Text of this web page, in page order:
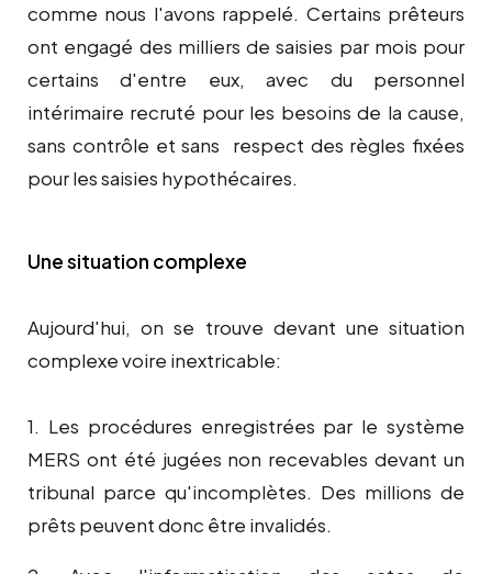
comme nous l'avons rappelé. Certains prêteurs
ont engagé des milliers de saisies par mois pour
certains d'entre eux, avec du personnel
intérimaire recruté pour les besoins de la cause,
sans contrôle et sans respect des règles fixées
pour les saisies hypothécaires.
Une situation complexe
Aujourd'hui, on se trouve devant une situation
complexe voire inextricable:
1. Les procédures enregistrées par le système
MERS ont été jugées non recevables devant un
tribunal parce qu'incomplètes. Des millions de
prêts peuvent donc être invalidés.